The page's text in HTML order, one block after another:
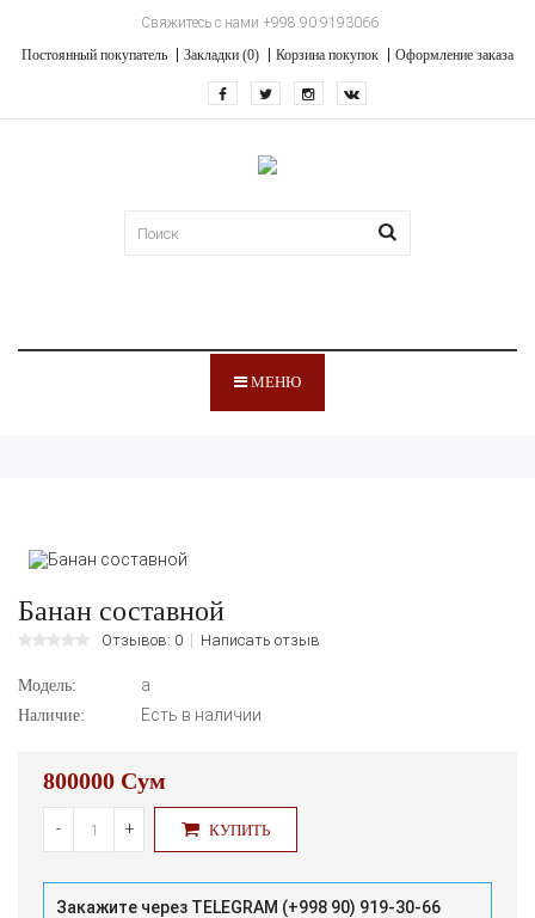
Свяжитесь с нами +998 90 9193066
Постоянный покупатель
Закладки (0) Корзина покупок Оформление заказа
МЕНЮ
Банан составной
Отзывов: 0 Написать отзыв
Модель: а
Наличие: Есть в наличии
800000 Сум
- + КУПИТЬ
Закажите через TELEGRAM (+998 90) 919-30-66